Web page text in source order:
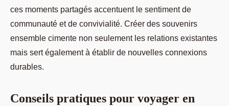
ces moments partagés accentuent le sentiment de
communauté et de convivialité. Créer des souvenirs
ensemble cimente non seulement les relations existantes
mais sert également à établir de nouvelles connexions
durables.
Conseils pratiques pour voyager en